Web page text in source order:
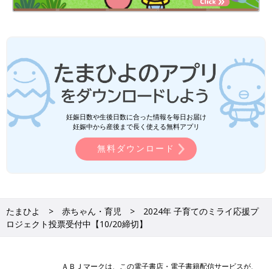
妊娠日数や生後日数に合った情報を毎日お届け
妊娠中から産後まで長く使える無料アプリ
無料ダウンロード
たまひよ 赤ちゃん・育児
2024年 子育てのミライ応援プ
ロジェクト投票受付中【10/20締切】
ＡＢＪマークは、この電子書店・電子書籍配信サービスが、